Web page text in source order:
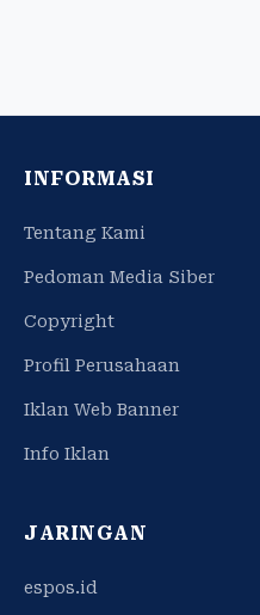
INFORMASI
Tentang Kami
Pedoman Media Siber
Copyright
Profil Perusahaan
Iklan Web Banner
Info Iklan
JARINGAN
espos.id